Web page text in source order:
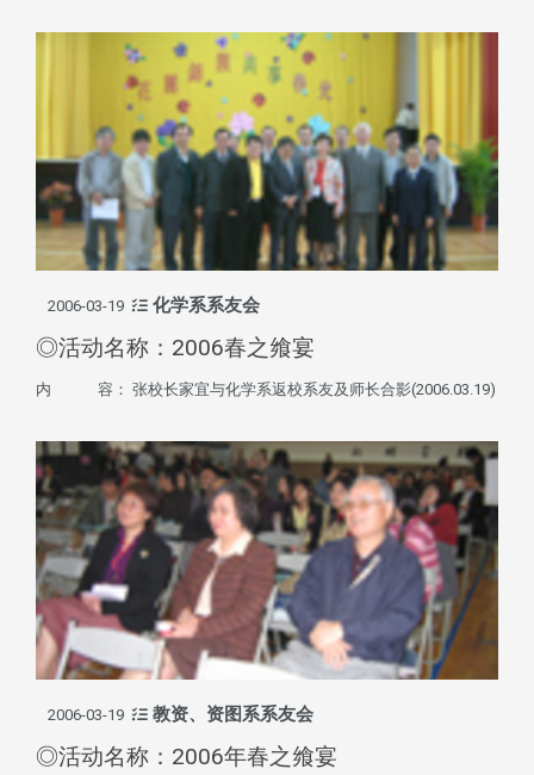
2006-03-19 化学系系友会
◎活动名称：2006春之飨宴
内 容： 张校长家宜与化学系返校系友及师长合影(2006.03.19)
2006-03-19 教资、资图系系友会
◎活动名称：2006年春之飨宴